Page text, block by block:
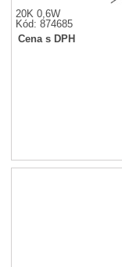
20K 0,6W
Kód: 874685
Cena s DPH